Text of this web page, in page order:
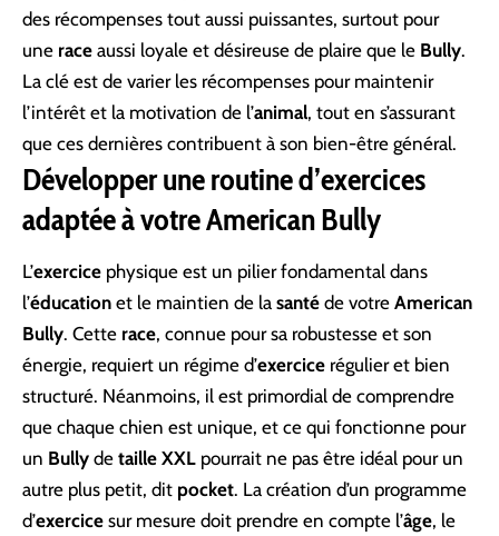
des récompenses tout aussi puissantes, surtout pour
une race aussi loyale et désireuse de plaire que le Bully.
La clé est de varier les récompenses pour maintenir
l’intérêt et la motivation de l’animal, tout en s’assurant
que ces dernières contribuent à son bien-être général.
Développer une routine d’exercices
adaptée à votre American Bully
L’exercice physique est un pilier fondamental dans
l’éducation et le maintien de la santé de votre American
Bully. Cette race, connue pour sa robustesse et son
énergie, requiert un régime d’exercice régulier et bien
structuré. Néanmoins, il est primordial de comprendre
que chaque chien est unique, et ce qui fonctionne pour
un Bully de taille XXL pourrait ne pas être idéal pour un
autre plus petit, dit pocket. La création d’un programme
d’exercice sur mesure doit prendre en compte l’âge, le